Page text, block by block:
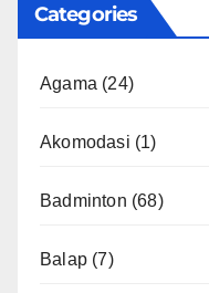
Categories
Agama (24)
Akomodasi (1)
Badminton (68)
Balap (7)